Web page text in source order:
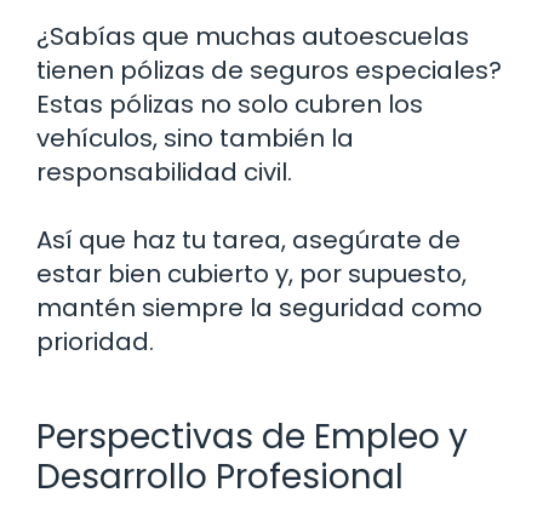
¿Sabías que muchas autoescuelas
tienen pólizas de seguros especiales?
Estas pólizas no solo cubren los
vehículos, sino también la
responsabilidad civil.
Así que haz tu tarea, asegúrate de
estar bien cubierto y, por supuesto,
mantén siempre la seguridad como
prioridad.
Perspectivas de Empleo y
Desarrollo Profesional